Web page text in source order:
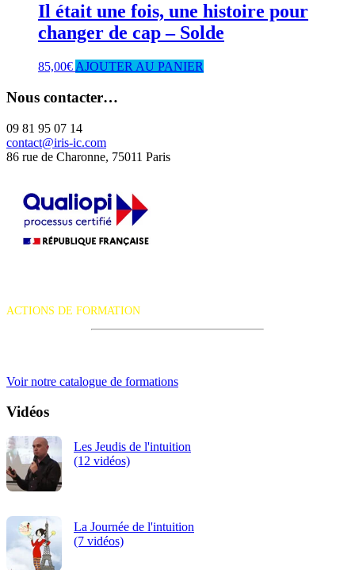
Il était une fois, une histoire pour
changer de cap – Solde
85,00€ AJOUTER AU PANIER
Nous contacter…
09 81 95 07 14
contact@iris-ic.com
86 rue de Charonne, 75011 Paris
ACTIONS DE FORMATION
Voir notre catalogue de formations
Vidéos
Les Jeudis de l'intuition
(12 vidéos)
La Journée de l'intuition
(7 vidéos)